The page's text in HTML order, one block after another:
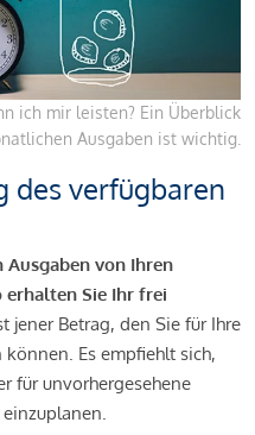
ich mir leisten? Ein Überblick
Ausgaben ist wichtig.
des verfügbaren
von Ihren
Sie Ihr frei
jener Betrag, den Sie für Ihre
Es empfiehlt sich,
für unvorhergesehene